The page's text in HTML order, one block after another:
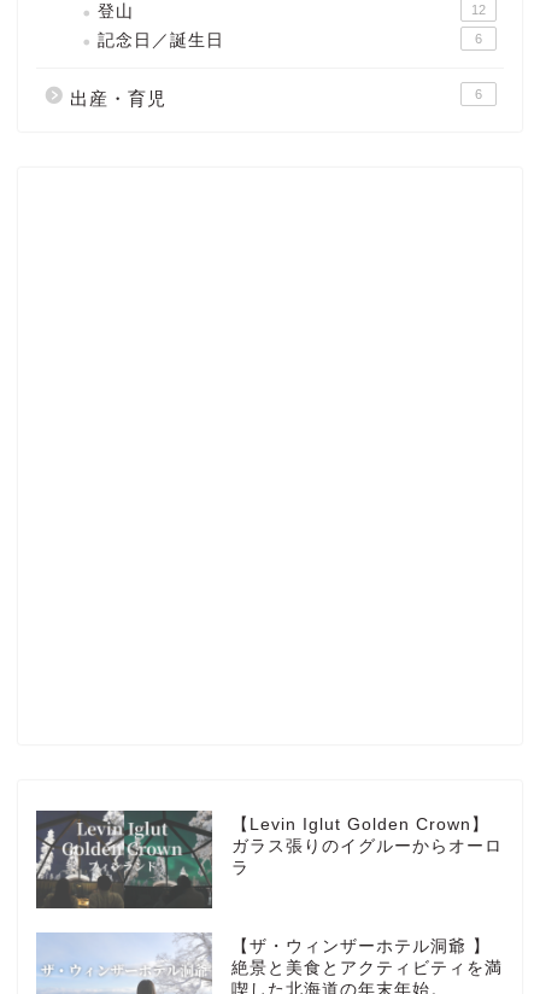
登山 12
記念日／誕生日 6
出産・育児 6
【Levin Iglut Golden Crown】
ガラス張りのイグルーからオーロ
ラ
【ザ・ウィンザーホテル洞爺 】
絶景と美食とアクティビティを満
喫した北海道の年末年始。
HOTEL
TRAVEL